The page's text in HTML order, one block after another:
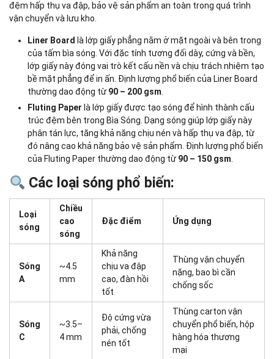
đệm hấp thụ va đập, bảo vệ sản phẩm an toàn trong quá trình
vận chuyển và lưu kho.
Liner Board là lớp giấy phẳng nằm ở mặt ngoài và bên trong
của tấm bìa sóng. Với đặc tính tương đối dày, cứng và bền,
lớp giấy này đóng vai trò kết cấu nền và chịu trách nhiệm tạo
bề mặt phẳng để in ấn. Định lượng phổ biến của Liner Board
thường dao động từ 90 – 200 gsm.
Fluting Paper là lớp giấy được tạo sóng để hình thành cấu
trúc đệm bên trong Bìa Sóng. Dạng sóng giúp lớp giấy này
phân tán lực, tăng khả năng chịu nén và hấp thụ va đập, từ
đó nâng cao khả năng bảo vệ sản phẩm. Định lượng phổ biến
của Fluting Paper thường dao động từ 90 – 150 gsm.
Các loại sóng phổ biến:
Loại
sóng
Chiều
cao
sóng
Đặc điểm Ứng dụng
Sóng
A
~4.5
mm
Khả năng
chịu va đập
cao, đàn hồi
tốt
Thùng vận chuyển
nặng, bao bì cần
chống sốc
Sóng
C
~3.5–
4 mm
Độ cứng vừa
phải, chống
nén tốt
Thùng carton vận
chuyển phổ biến, hộp
hàng hóa thương
mại